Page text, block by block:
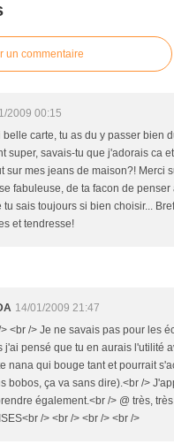
un commentaire
2009 00:15
belle carte, tu as du y passer bien
super, savais-tu que j'adorais ca
sur mes jeans de maison?! Merci
fabuleuse, de ta facon de penser
tu sais toujours si bien choisir...
et tendresse!
14/01/2009 21:47
<br /> Je ne savais pas pour les
j'ai pensé que tu en aurais l'utilité
nana qui bouge tant et pourrait
bobos, ça va sans dire).<br />
également.<br /> @ très,
/> <br /> <br /> <br />